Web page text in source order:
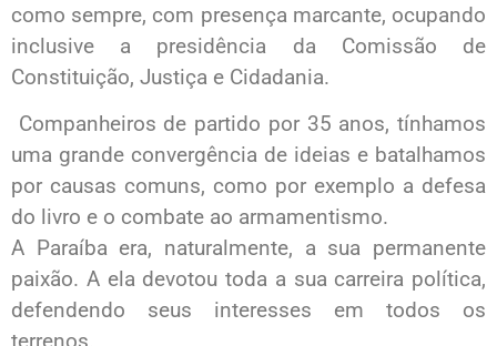
como sempre, com presença marcante, ocupando
inclusive a presidência da Comissão de
Constituição, Justiça e Cidadania.
Companheiros de partido por 35 anos, tínhamos
uma grande convergência de ideias e batalhamos
por causas comuns, como por exemplo a defesa
do livro e o combate ao armamentismo.
A Paraíba era, naturalmente, a sua permanente
paixão. A ela devotou toda a sua carreira política,
defendendo seus interesses em todos os